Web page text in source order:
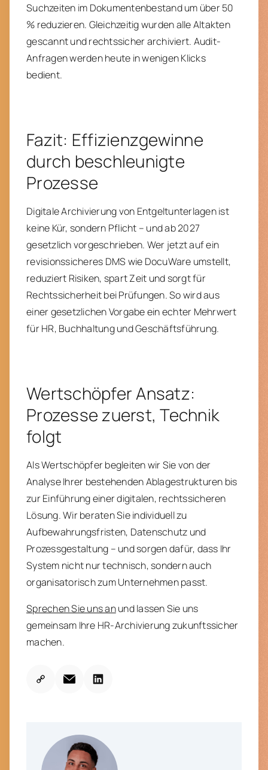
Suchzeiten im Dokumentenbestand um über 50
% reduzieren. Gleichzeitig wurden alle Altakten
gescannt und rechtssicher archiviert. Audit-
Anfragen werden heute in wenigen Klicks
bedient.
Fazit: Effizienzgewinne
durch beschleunigte
Prozesse
Digitale Archivierung von Entgeltunterlagen ist
keine Kür, sondern Pflicht – und ab 2027
gesetzlich vorgeschrieben. Wer jetzt auf ein
revisionssicheres DMS wie DocuWare umstellt,
reduziert Risiken, spart Zeit und sorgt für
Rechtssicherheit bei Prüfungen. So wird aus
einer gesetzlichen Vorgabe ein echter Mehrwert
für HR, Buchhaltung und Geschäftsführung.
Wertschöpfer Ansatz:
Prozesse zuerst, Technik
folgt
Als Wertschöpfer begleiten wir Sie von der
Analyse Ihrer bestehenden Ablagestrukturen bis
zur Einführung einer digitalen, rechtssicheren
Lösung. Wir beraten Sie individuell zu
Aufbewahrungsfristen, Datenschutz und
Prozessgestaltung – und sorgen dafür, dass Ihr
System nicht nur technisch, sondern auch
organisatorisch zum Unternehmen passt.
Sprechen Sie uns anund lassen Sie uns
gemeinsam Ihre HR-Archivierung zukunftssicher
machen.